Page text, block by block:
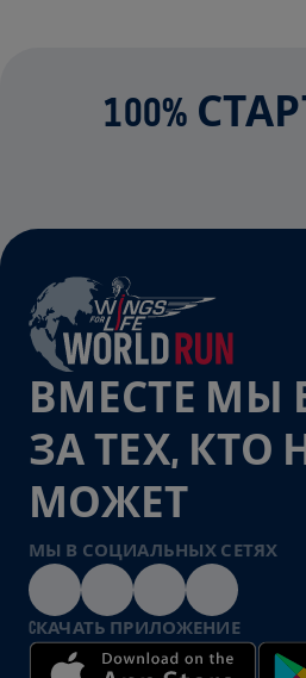
100%
ВМЕСТЕ МЫ
ЗА ТЕХ, КТО
МОЖЕТ
МЫ В СОЦИАЛЬНЫХ СЕТЯХ
CКАЧАТЬ ПРИЛОЖЕНИЕ